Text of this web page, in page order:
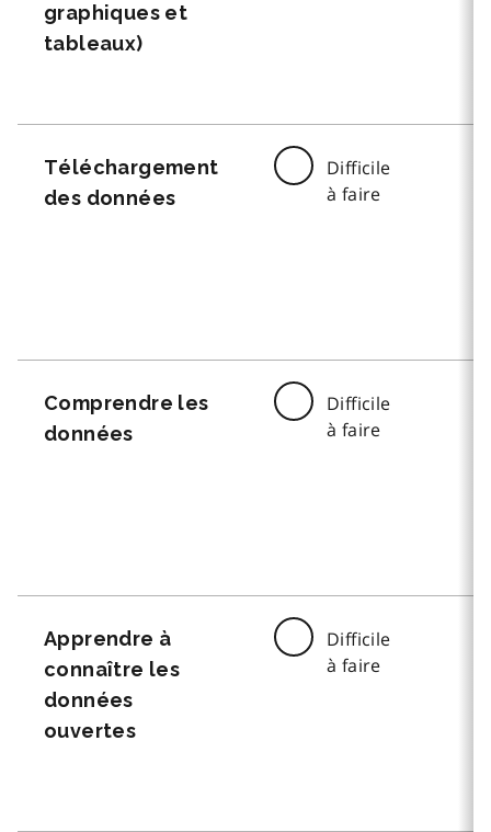
graphiques et
tableaux)
Téléchargement
des données
Difficile
à faire
Comprendre les
données
Difficile
à faire
Apprendre à
connaître les
données
ouvertes
Difficile
à faire